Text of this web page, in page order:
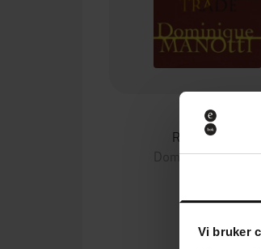
Vi bruker
39,-
Rough Trade
Dominique